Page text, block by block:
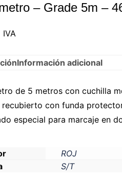
– Grade 5m –
IVA
Información adicional
de 5 metros con cuchilla
recubierto con funda
especial para marcaje en
ROJ
S/T